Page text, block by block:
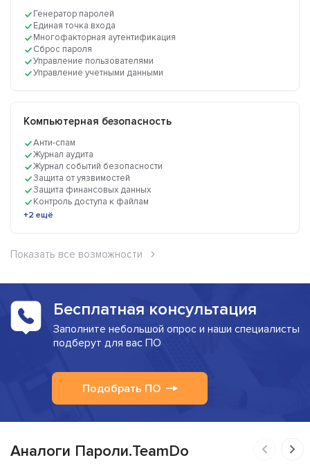
Генератор паролей
Единая точка входа
Многофакторная аутентификация
Сброс пароля
Управление пользователями
Управление учетными данными
Компьютерная безопасность
Анти-спам
Журнал аудита
Журнал событий безопасности
Защита от уязвимостей
Защита финансовых данных
Контроль доступа к файлам
+2 ещё
Показать все возможности
Бесплатная консультация
Заполните небольшой опрос и наши специалисты
подберут для вас ПО
Подобрать ПО
Аналоги Пароли.TeamDo